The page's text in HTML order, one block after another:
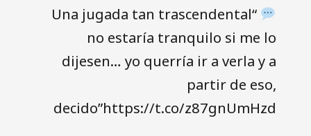
“Una jugada tan trascendental
no estaría tranquilo si me lo
dijesen… yo querría ir a verla y a
partir de eso,
decido”https://t.co/z87gnUmHzd